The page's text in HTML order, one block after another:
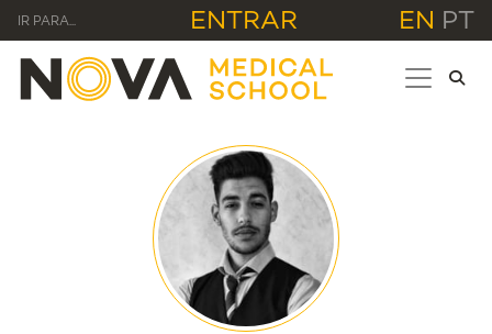
IR PARA... ENTRAR EN PT